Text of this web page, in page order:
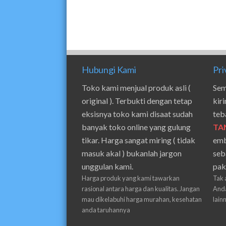
Hubungi Kami
Toko kami menjual produk asli (
original ). Terbukti dengan tetap
eksisnya toko kami disaat sudah
banyak toko online yang gulung
tikar. Harga sangat miring ( tidak
masuk akal ) bukanlah jargon
unggulan kami.
Harga produk yang kami tawarkan
rasional antara harga dan kualitas. Jangan
mau dikelabuhi harga murahan, kesehatan
anda taruhannya
Tak